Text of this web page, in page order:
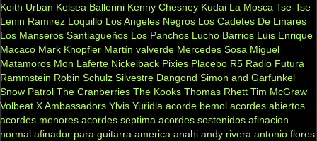
Keith Urban Kelsea Ballerini Kenny Chesney Kudai La Mosca Tse-Tse
Lenin Ramirez Loquillo Los Angeles Negros Los Cadetes De Linares
Los Manseros Santiagueños Los Panchos Lucho Barrios Luis Enrique
Macaco Mark Knopfler Martín valverde Mercedes Sosa Miguel
Matamoros Mon Laferte Nickelback Pixies Placebo R5 Radio Futura
Rammstein Robin Schulz Silvestre Dangond Simon and Garfunkel
Snow Patrol The Cranberries The Kooks Thomas Rhett Tim McGraw
Volbeat X Ambassadors Ylvis Yuridia acorde bemol acordes abiertos
acordes menores acordes septima acordes sostenidos afinacion
normal afinador para guitarra america anahi andy rivera antonio flores